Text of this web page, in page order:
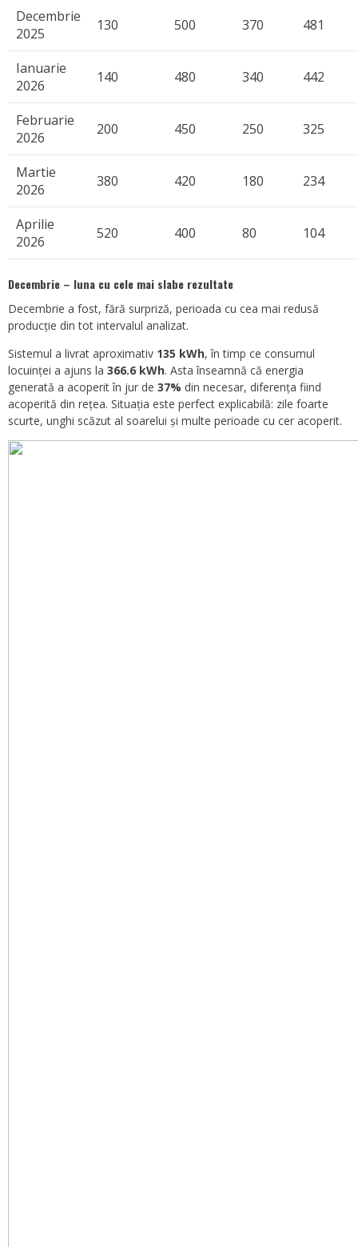
Decembrie
2025
130 500 370 481
Ianuarie
2026
140 480 340 442
Februarie
2026
200 450 250 325
Martie
2026
380 420 180 234
Aprilie
2026
520 400 80 104
Decembrie – luna cu cele mai slabe rezultate
Decembrie a fost, fără surpriză, perioada cu cea mai redusă
producție din tot intervalul analizat.
Sistemul a livrat aproximativ 135 kWh, în timp ce consumul
locuinței a ajuns la 366.6 kWh. Asta înseamnă că energia
generată a acoperit în jur de 37% din necesar, diferența fiind
acoperită din rețea. Situația este perfect explicabilă: zile foarte
scurte, unghi scăzut al soarelui și multe perioade cu cer acoperit.